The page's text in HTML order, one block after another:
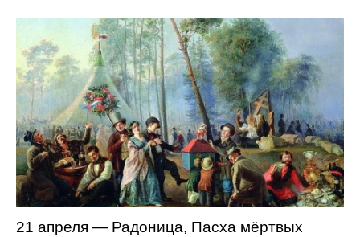
21 апреля — Радоница, Пасха мёртвых